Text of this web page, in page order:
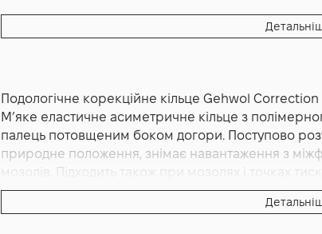
Подологічне корекційне кільце Gehwol
Мʼяке еластичне асиметричне кільце з
палець потовщеним боком догори. Поступово
природне положення, знімає навантаження з
мозолів. Підходить також при мозолях і точках
Медичний виріб, дерматологічно протестовано.